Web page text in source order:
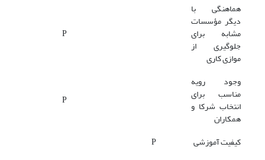
هماهنگی با
دیگر مؤسسات
مشابه برای
جلوگیری از
موازی کاری
P
وجود رویه
مناسب برای
انتخاب شرکا و
همکاران
P
کیفیت آموزشی
P